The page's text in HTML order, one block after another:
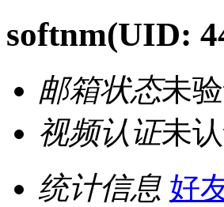
softnm(UID:
邮箱状态未
视频认证未
统计信息 好